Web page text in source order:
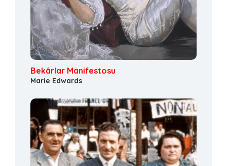
Bekârlar Manifestosu
Marie Edwards